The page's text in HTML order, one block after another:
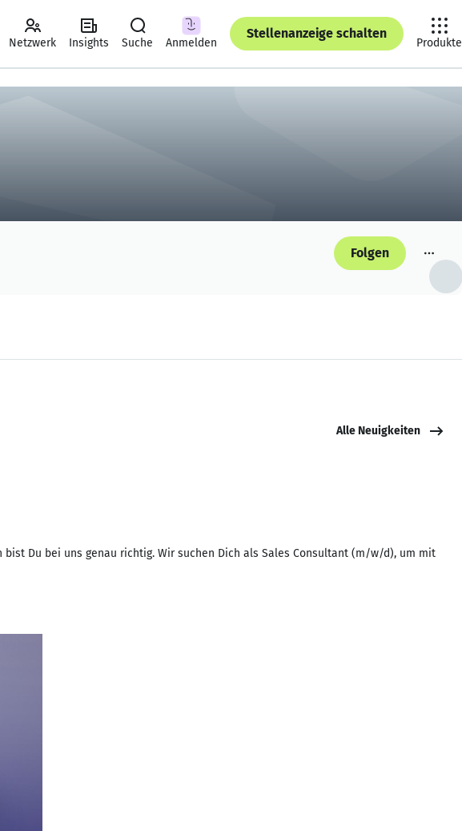
Netzwerk Insights Suche Anmelden
Stellenanzeige schalten
Produkte
Folgen
Alle Neuigkeiten
Du bei uns genau richtig. Wir suchen Dich als Sales Consultant (m/w/d), um mit